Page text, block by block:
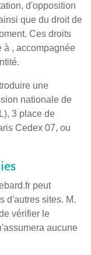
d'opposition
que du droit de
Ces droits
à , accompagnée
une
nationale de
3 place de
Cedex 07, ou
peut
d'autres sites. M.
vérifier le
aucune